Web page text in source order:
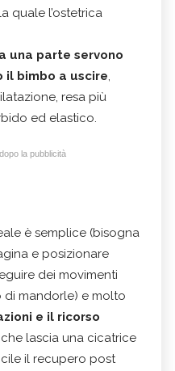
quale l’ostetrica
una parte servono
il bimbo a uscire,
resa più
ed elastico.
la pubblicità
è semplice (bisogna
e posizionare
dei movimenti
di mandorle) e molto
e il ricorso
lascia una cicatrice
il recupero post